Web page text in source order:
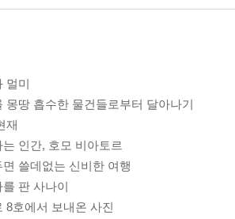
멀미
몽땅 흡수한 물건들로부터 달아나기
재
는 인간, 호모 비아토르
면 쓸데없는 신비한 여행
를 판 사나이
8호에서 보내온 사진